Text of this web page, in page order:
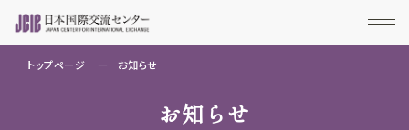
トップページ お知らせ
お知らせ